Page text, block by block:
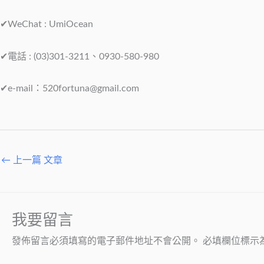
✔WeChat : UmiOcean
✔電話 : (03)301-3211、0930-580-980
✔e-mail： 520fortuna@gmail.com
← 上一篇 文章
我要留言
發佈留言必須填寫的電子郵件地址不會公開。 必填欄位標示